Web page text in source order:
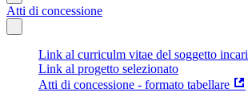
Atti di concessione
Link al curriculm vitae del soggetto
Link al progetto selezionato
Atti di concessione - formato tabellare